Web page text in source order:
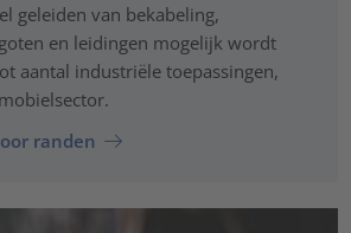
geleiden van bekabeling,
en leidingen mogelijk wordt
aantal industriële toepassingen,
randen